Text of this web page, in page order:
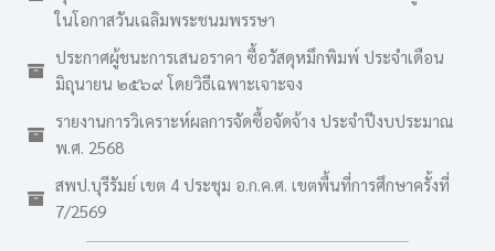
ในโอกาสวันเฉลิมพระชนมพรรษา
ประกาศผู้ชนะการเสนอราคา ซื้อวัสดุหมึกพิมพ์ ประจำเดือน
มิถุนายน ๒๕๖๙ โดยวิธีเฉพาะเจาะจง
รายงานการวิเคราะห์ผลการจัดซื้อจัดจ้าง ประจำปีงบประมาณ
พ.ศ. 2568
สพป.บุรีรัมย์ เขต 4 ประชุม อ.ก.ค.ศ. เขตพื้นที่การศึกษาครั้งที่
7/2569